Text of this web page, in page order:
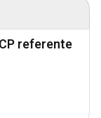
referente